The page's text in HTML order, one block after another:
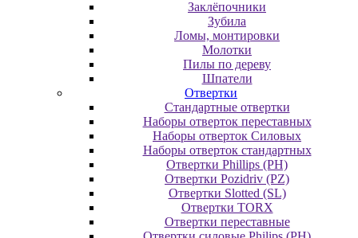
Заклёпочники
Зубила
Ломы, монтировки
Молотки
Пилы по дереву
Шпатели
Отвертки
Cтандартные отвертки
Наборы отверток переставных
Наборы отверток Силовых
Наборы отверток стандартных
Отвертки Phillips (PH)
Отвертки Pozidriv (PZ)
Отвертки Slotted (SL)
Отвертки TORX
Отвертки переставные